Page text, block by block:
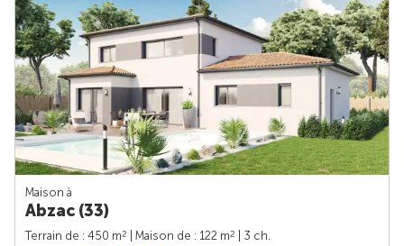
Maison à
Abzac (33)
Terrain de : 450 m2 | Maison de : 122 m2
| 3 ch.